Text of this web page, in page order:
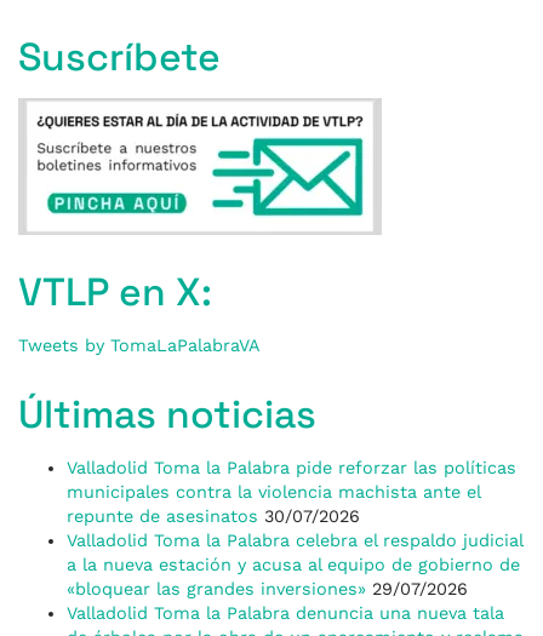
Suscríbete
VTLP en X:
Tweets by TomaLaPalabraVA
Últimas noticias
Valladolid Toma la Palabra pide reforzar las políticas
municipales contra la violencia machista ante el
repunte de asesinatos 30/07/2026
Valladolid Toma la Palabra celebra el respaldo judicial
a la nueva estación y acusa al equipo de gobierno de
«bloquear las grandes inversiones» 29/07/2026
Valladolid Toma la Palabra denuncia una nueva tala